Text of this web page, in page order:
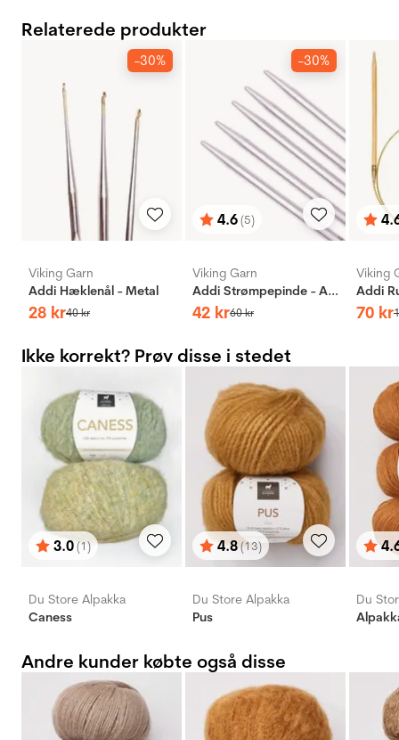
Relaterede produkter
-30%
Viking Garn
Addi Hæklenål - Metal
28 kr40kr
-30%
Vurdering:
4.6(5)
ud af 5 stjerner
Viking Garn
Addi Strømpepinde - Aluminium
42 kr60kr
ud
Viking
70 kr
Ikke korrekt? Prøv disse i stedet
Vurdering:
3.0(1)
ud af 5 stjerner
Du Store Alpakka
Caness
Vurdering:
4.8(13)
ud af 5 stjerner
Du Store Alpakka
Pus
ud
Du
Andre kunder købte også disse